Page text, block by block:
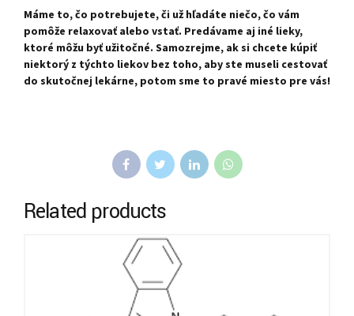
Máme to, čo potrebujete, či už hľadáte niečo, čo vám
pomôže relaxovať alebo vstať. Predávame aj iné lieky,
ktoré môžu byť užitočné. Samozrejme, ak si chcete kúpiť
niektorý z týchto liekov bez toho, aby ste museli cestovať
do skutočnej lekárne, potom sme to pravé miesto pre vás!
Related products